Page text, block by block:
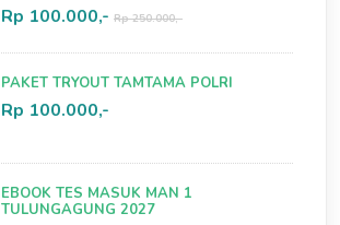
Rp 100.000,- Rp 250.000,-
PAKET TRYOUT TAMTAMA POLRI
Rp 100.000,-
EBOOK TES MASUK MAN 1
TULUNGAGUNG 2027